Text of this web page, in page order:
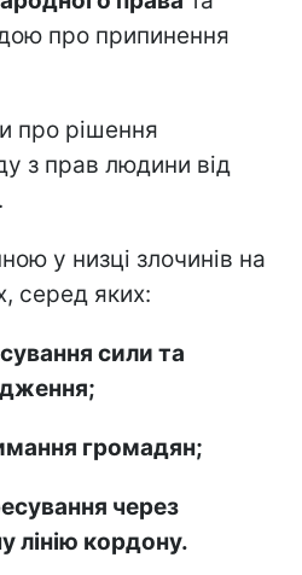
про припинення
про рішення
з прав людини від
у низці злочинів на
серед яких:
сили та
громадян;
через
лінію кордону.